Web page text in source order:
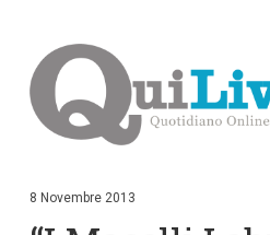
i
i
8 Novembre 2013